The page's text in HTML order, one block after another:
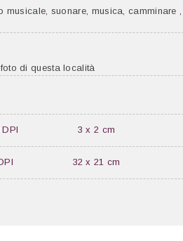
musicale, suonare, musica,camminare,
di questa località
DPI 3 x 2 cm
32 x 21 cm